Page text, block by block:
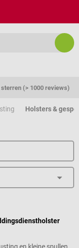
(> 1000 reviews)
Holsters &
en kleine spullen,